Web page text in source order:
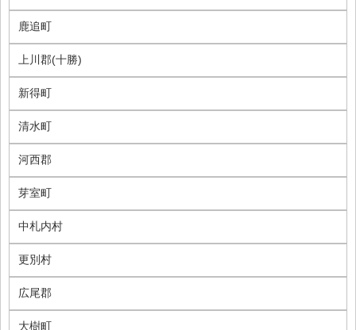
鹿追町
上川郡(十勝)
新得町
清水町
河西郡
芽室町
中札内村
更別村
広尾郡
大樹町